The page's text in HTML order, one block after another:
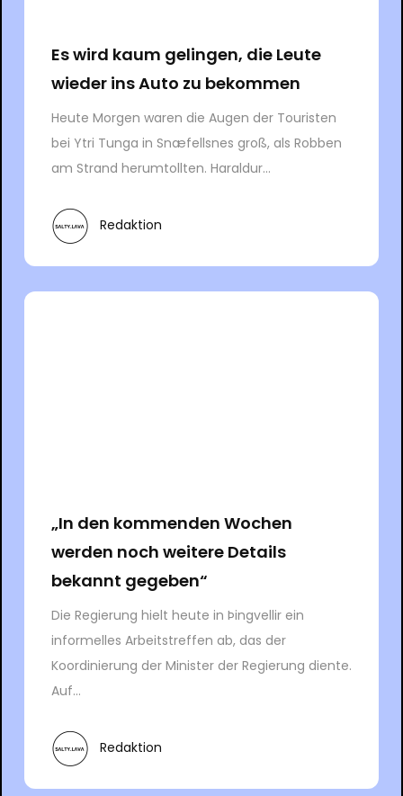
Es wird kaum gelingen, die Leute
wieder ins Auto zu bekommen
Heute Morgen waren die Augen der Touristen
bei Ytri Tunga in Snæfellsnes groß, als Robben
am Strand herumtollten. Haraldur...
Redaktion
„In den kommenden Wochen
werden noch weitere Details
bekannt gegeben“
Die Regierung hielt heute in Þingvellir ein
informelles Arbeitstreffen ab, das der
Koordinierung der Minister der Regierung diente.
Auf...
Redaktion